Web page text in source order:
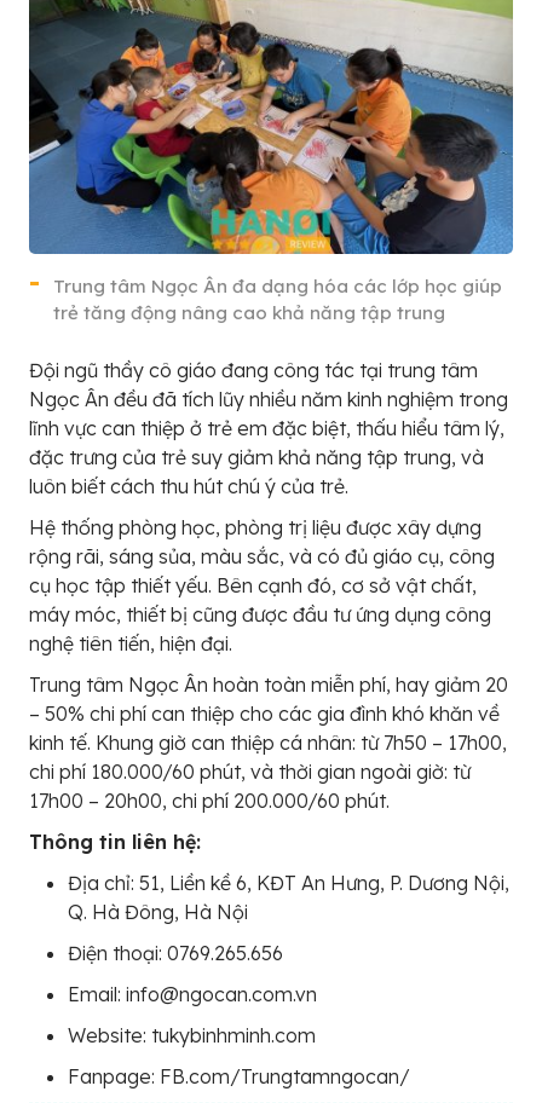
Trung tâm Ngọc Ân đa dạng hóa các lớp học giúp
trẻ tăng động nâng cao khả năng tập trung
Đội ngũ thầy cô giáo đang công tác tại trung tâm
Ngọc Ân đều đã tích lũy nhiều năm kinh nghiệm trong
lĩnh vực can thiệp ở trẻ em đặc biệt, thấu hiểu tâm lý,
đặc trưng của trẻ suy giảm khả năng tập trung, và
luôn biết cách thu hút chú ý của trẻ.
Hệ thống phòng học, phòng trị liệu được xây dựng
rộng rãi, sáng sủa, màu sắc, và có đủ giáo cụ, công
cụ học tập thiết yếu. Bên cạnh đó, cơ sở vật chất,
máy móc, thiết bị cũng được đầu tư ứng dụng công
nghệ tiên tiến, hiện đại.
Trung tâm Ngọc Ân hoàn toàn miễn phí, hay giảm 20
– 50% chi phí can thiệp cho các gia đình khó khăn về
kinh tế. Khung giờ can thiệp cá nhân: từ 7h50 – 17h00,
chi phí 180.000/60 phút, và thời gian ngoài giờ: từ
17h00 – 20h00, chi phí 200.000/60 phút.
Thông tin liên hệ:
Địa chỉ: 51, Liền kề 6, KĐT An Hưng, P. Dương Nội,
Q. Hà Đông, Hà Nội
Điện thoại: 0769.265.656
Email: info@ngocan.com.vn
Website: tukybinhminh.com
Fanpage: FB.com/Trungtamngocan/